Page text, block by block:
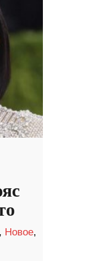
, Новое,